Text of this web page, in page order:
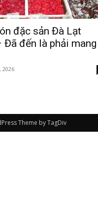
đặc sản Đà Lạt
Đã đến là phải mang
2026
Theme by TagDiv